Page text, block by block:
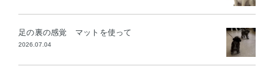
足の裏の感覚 マットを使って
2026.07.04